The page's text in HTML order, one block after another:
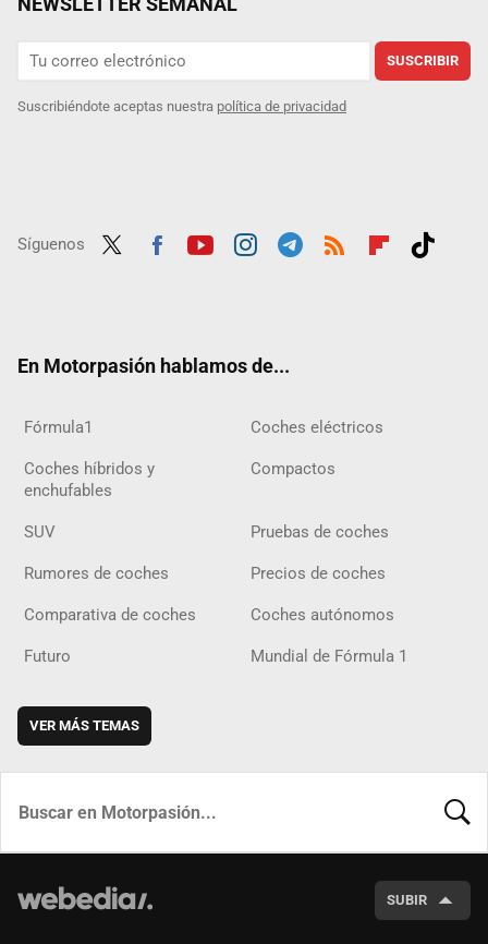
SUSCRIBIR
Suscribiéndote aceptas nuestra política de privacidad
Síguenos
En Motorpasión hablamos de...
Fórmula1 Coches eléctricos
Coches híbridos y
enchufables
Compactos
SUV Pruebas de coches
Rumores de coches Precios de coches
Comparativa de coches Coches autónomos
Futuro Mundial de Fórmula 1
VER MÁS TEMAS
SUBIR